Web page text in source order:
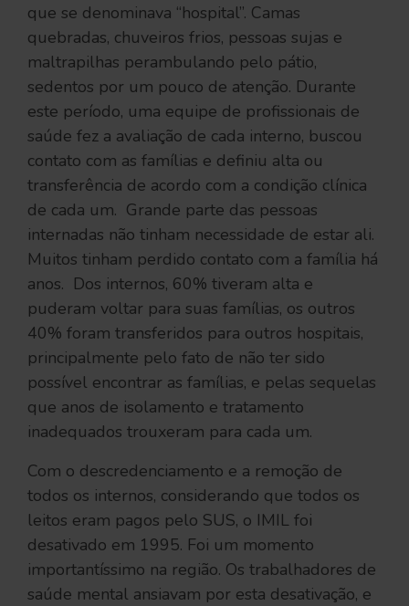
que se denominava “hospital”. Camas
quebradas, chuveiros frios, pessoas sujas e
maltrapilhas perambulando pelo pátio,
sedentos por um pouco de atenção. Durante
este período, uma equipe de profissionais de
saúde fez a avaliação de cada interno, buscou
contato com as famílias e definiu alta ou
transferência de acordo com a condição clínica
de cada um. Grande parte das pessoas
internadas não tinham necessidade de estar ali.
Muitos tinham perdido contato com a família há
anos. Dos internos, 60% tiveram alta e
puderam voltar para suas famílias, os outros
40% foram transferidos para outros hospitais,
principalmente pelo fato de não ter sido
possível encontrar as famílias, e pelas sequelas
que anos de isolamento e tratamento
inadequados trouxeram para cada um.
Com o descredenciamento e a remoção de
todos os internos, considerando que todos os
leitos eram pagos pelo SUS, o IMIL foi
desativado em 1995. Foi um momento
importantíssimo na região. Os trabalhadores de
saúde mental ansiavam por esta desativação, e